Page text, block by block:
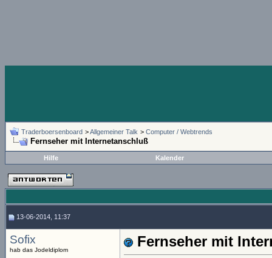
Traderboersenboard >Allgemeiner Talk > Computer / Webtrends
Fernseher mit Internetanschluß
Hilfe Kalender
13-06-2014, 11:37
Sofix
hab das Jodeldiplom
Fernseher mit